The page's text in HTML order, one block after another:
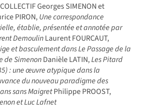
Georges SIMENON et
PIRON,Une correspondance
établie, présentée et annotée par
DemoulinLaurent FOURCAUT,
et basculement dans Le Passage de la
de SimenonDanièle LATIN,Les Pitard
: une œuvre atypique dans la
du nouveau paradigme des
sans MaigretPhilippe PROOST,
et Luc Lafnet